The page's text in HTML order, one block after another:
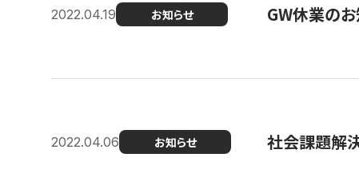
2022.04.19 お知らせ GW休業の
2022.04.06 お知らせ 社会課題解